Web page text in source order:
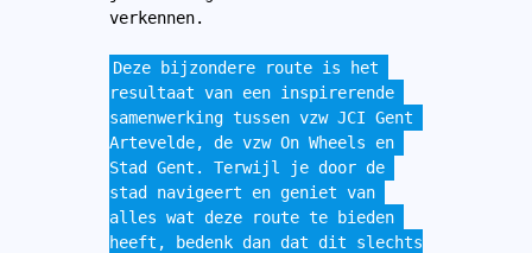
verkennen.
Deze bijzondere route is het
resultaat van een inspirerende
samenwerking tussen vzw JCI Gent
Artevelde, de vzw On Wheels en
Stad Gent. Terwijl je door de
stad navigeert en geniet van
alles wat deze route te bieden
heeft, bedenk dan dat dit slechts